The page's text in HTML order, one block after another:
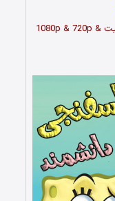
کارتون باب اسفنجی: پاتریک دانشمند با کیفیت 1080p & 720p &